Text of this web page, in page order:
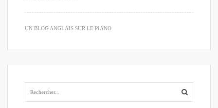
UN BLOG ANGLAIS SUR LE PIANO